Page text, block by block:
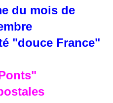
du mois de
"douce France"